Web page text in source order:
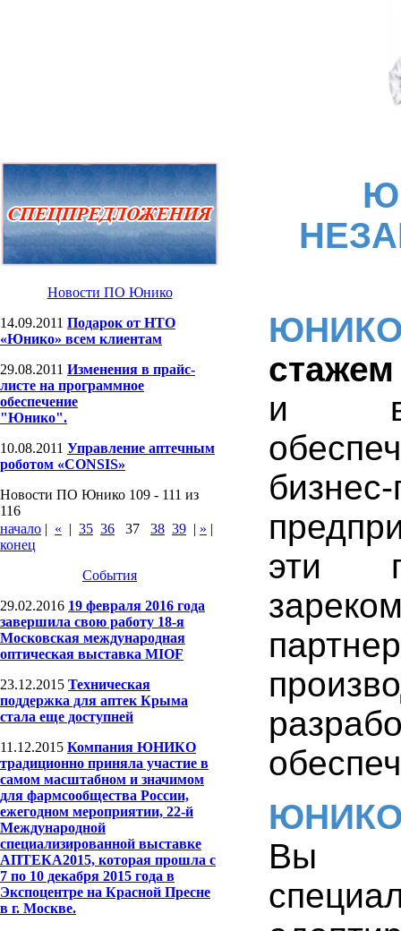
Новости ПО Юнико
14.09.2011 Подарок от НТО
«Юнико» всем клиентам
29.08.2011 Изменения в прайс-
листе на программное
обеспечение
"Юнико".
10.08.2011 Управление аптечным
роботом «CONSIS»
Новости ПО Юнико 109 - 111 из
116
начало | « | 35 36 37 38 39 | » |
конец
События
29.02.2016 19 февраля 2016 года
завершила свою работу 18-я
Московская международная
оптическая выставка MIOF
23.12.2015 Техническая
поддержка для аптек Крыма
стала еще доступней
11.12.2015 Компания ЮНИКО
традиционно приняла участие в
самом масштабном и значимом
для фармсообщества России,
ежегодном мероприятии, 22-й
Международной
специализированной выставке
АПТЕКА2015, которая прошла с
7 по 10 декабря 2015 года в
Экспоцентре на Красной Пресне
в г. Москве.
стажем
и
эти
Вы